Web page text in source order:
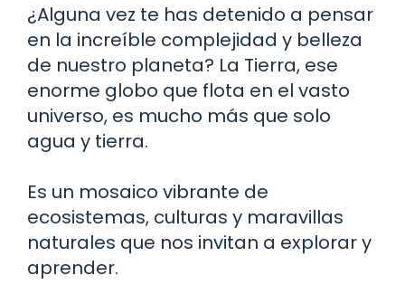
¿Alguna vez te has detenido a pensar
en la increíble complejidad y belleza
de nuestro planeta? La Tierra, ese
enorme globo que flota en el vasto
universo, es mucho más que solo
agua y tierra.
Es un mosaico vibrante de
ecosistemas, culturas y maravillas
naturales que nos invitan a explorar y
aprender.